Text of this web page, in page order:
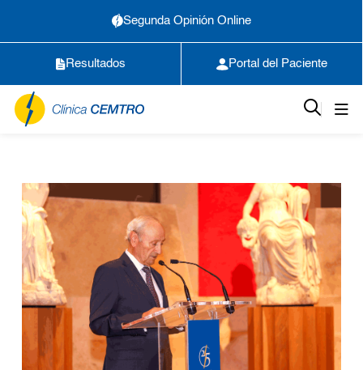
Segunda Opinión Online
Resultados Portal del Paciente